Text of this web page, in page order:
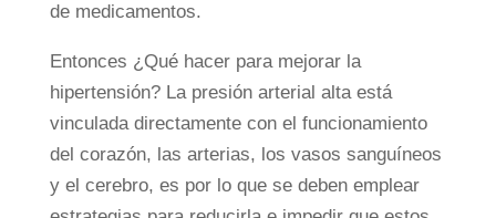
de medicamentos.
Entonces ¿Qué hacer para mejorar la
hipertensión? La presión arterial alta está
vinculada directamente con el funcionamiento
del corazón, las arterias, los vasos sanguíneos
y el cerebro, es por lo que se deben emplear